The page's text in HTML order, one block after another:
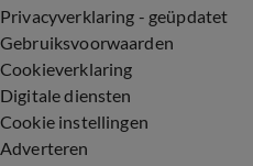
Privacyverklaring - geüpdatet
Gebruiksvoorwaarden
Cookieverklaring
Digitale diensten
Cookie instellingen
Adverteren